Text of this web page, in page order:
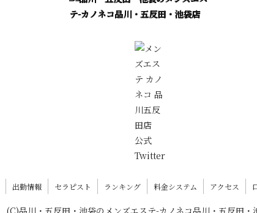
出勤情報 セラピスト ランキング 料金システム アクセス
(C)品川・五反田・池袋のメンズエステ-カノネコ品川・五反田・